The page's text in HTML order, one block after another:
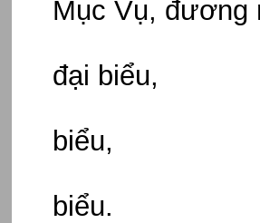
Mục Vụ, đương
2. Hội
đại biểu,
Hội
biểu,
Hội
biểu.